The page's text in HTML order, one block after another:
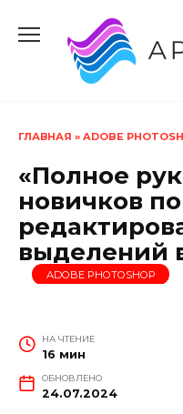
содержанию
ГЛАВНАЯ » ADOBE
«Полное
новичков
выделений
ADOBE PHOTOSHOP
НА ЧТЕНИЕ
16 мин
ОБНОВЛЕНО
24.07.2024